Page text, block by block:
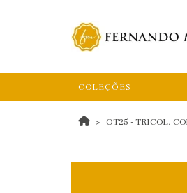
COLEÇÕES
OT25 - TRICOL.